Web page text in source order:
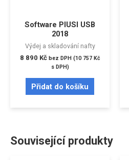
Software PIUSI USB
2018
Výdej a skladování nafty
8 890 Kč bez DPH (10 757 Kč
s DPH)
Přidat do košíku
Související produkty